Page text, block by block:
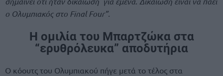
ο Ολυμπιακός στο Final Four”.
Η ομιλία του Μπαρτζώκα στα
“ερυθρόλευκα” αποδυτήρια
Ο κόουτς του Ολυμπιακού πήγε μετά το τέλος στα